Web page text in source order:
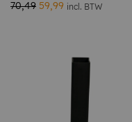
70,49 59,99 incl. BTW